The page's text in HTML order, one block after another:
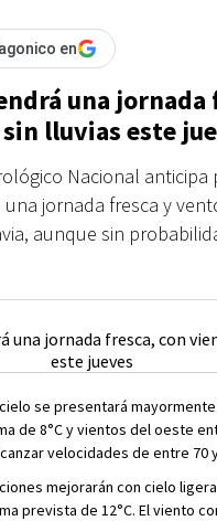
en
una jornada
lluvias este
Nacional anticipa
una jornada fresca y
aunque sin
se presentará
de 8°C y vientos del oeste
velocidades de entre 70
mejorarán con cielo
prevista de 12°C. El viento